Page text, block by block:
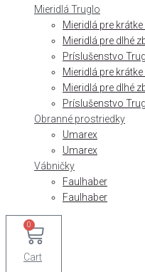
Mieridlá Truglo
Mieridlá pre
Mieridlá pre dlhé
Príslušenstvo
Mieridlá pre
Mieridlá pre dlhé
Príslušenstvo
Obranné prostriedky
Umarex
Umarex
Vábničky
Faulhaber
Faulhaber
0
Cart